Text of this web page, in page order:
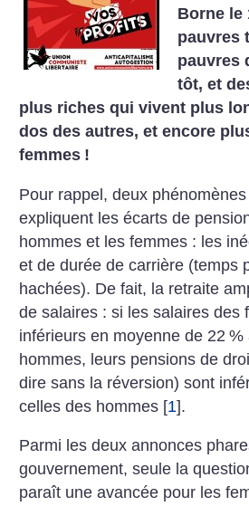
Borne le
pauvres
pauvres
tôt, et
plus riches qui vivent plus
dos des autres, et encore
femmes !
Pour rappel, deux
expliquent les écarts de
hommes et les femmes : les
et de durée de carrière (temps
hachées). De fait, la retraite
de salaires : si les salaires des
inférieurs en moyenne de 22 %
hommes, leurs pensions de
dire sans la réversion) sont
celles des hommes [1].
Parmi les deux annonces
gouvernement, seule la
paraît une avancée pour les